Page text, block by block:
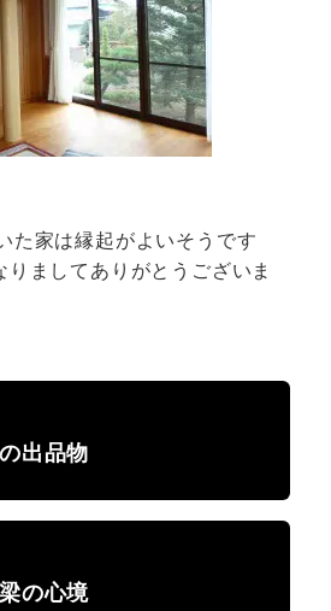
た家は縁起がよいそうです
りましてありがとうございま
出品物
の心境